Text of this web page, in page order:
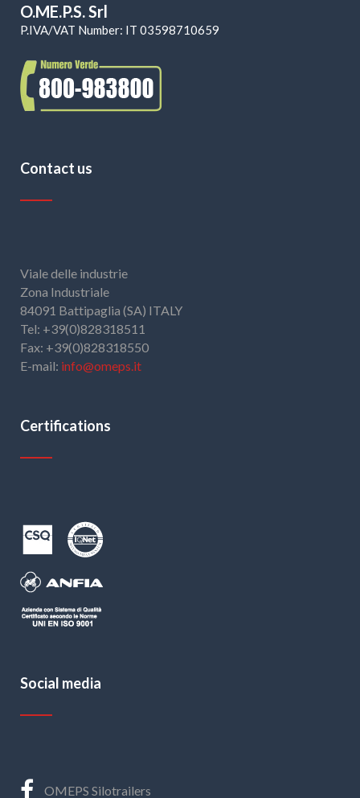
O.ME.P.S. Srl
P.IVA/VAT Number: IT 03598710659
Contact us
Viale delle industrie
Zona Industriale
84091 Battipaglia (SA) ITALY
Tel: +39(0)828318511
Fax: +39(0)828318550
E-mail: info@omeps.it
Certifications
Social media
OMEPS Silotrailers